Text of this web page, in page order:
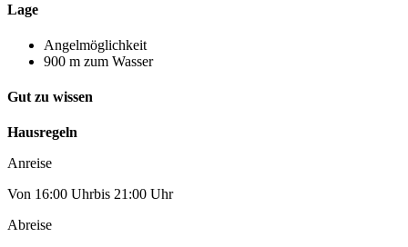
Lage
Angelmöglichkeit
900 m zum Wasser
Gut zu wissen
Hausregeln
Anreise
Von 16:00 Uhrbis 21:00 Uhr
Abreise